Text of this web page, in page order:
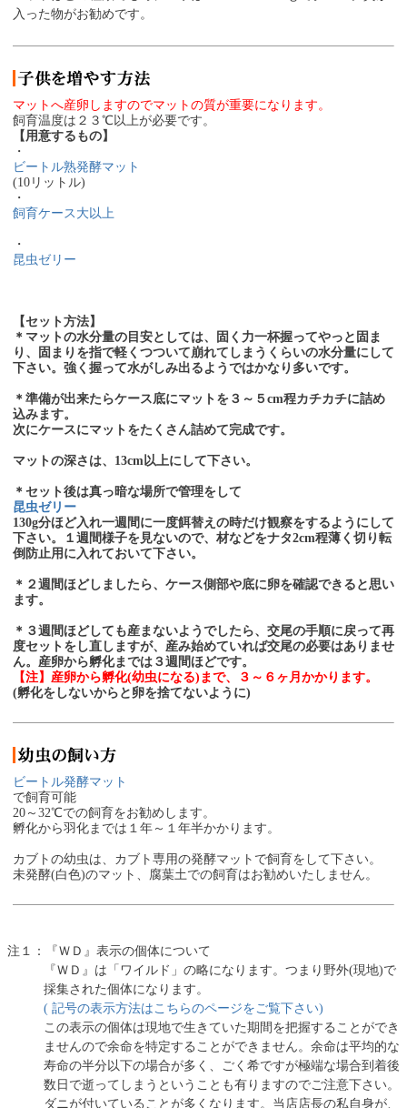
入った物がお勧めです。
マットへ産卵しますのでマットの質が重要になります。
飼育温度は２３℃以上が必要です。
【用意するもの】
・
ビートル熟発酵マット
(10リットル)
・
飼育ケース大以上
・
昆虫ゼリー
【セット方法】
＊マットの水分量の目安としては、固く力一杯握ってやっと固ま
り、固まりを指で軽くつついて崩れてしまうくらいの水分量にして
下さい。強く握って水がしみ出るようではかなり多いです。
＊準備が出来たらケース底にマットを３～５cm程カチカチに詰め
込みます。
次にケースにマットをたくさん詰めて完成です。
マットの深さは、13cm以上にして下さい。
＊セット後は真っ暗な場所で管理をして
昆虫ゼリー
130g分ほど入れ一週間に一度餌替えの時だけ観察をするようにして
下さい。１週間様子を見ないので、材などをナタ2cm程薄く切り転
倒防止用に入れておいて下さい。
＊２週間ほどしましたら、ケース側部や底に卵を確認できると思い
ます。
＊３週間ほどしても産まないようでしたら、交尾の手順に戻って再
度セットをし直しますが、産み始めていれば交尾の必要はありませ
ん。産卵から孵化までは３週間ほどです。
【注】産卵から孵化(幼虫になる)まで、３～６ヶ月かかります。
(孵化をしないからと卵を捨てないように)
ビートル発酵マット
で飼育可能
20～32℃での飼育をお勧めします。
孵化から羽化までは１年～１年半かかります。
カブトの幼虫は、カブト専用の発酵マットで飼育をして下さい。
未発酵(白色)のマット、腐葉土での飼育はお勧めいたしません。
注１：『ＷＤ』表示の個体について
『ＷＤ』は「ワイルド」の略になります。つまり野外(現地)で
採集された個体になります。
( 記号の表示方法はこちらのページをご覧下さい)
この表示の個体は現地で生きていた期間を把握することができ
ませんので余命を特定することができません。余命は平均的な
寿命の半分以下の場合が多く、ごく希ですが極端な場合到着後
数日で逝ってしまうということも有りますのでご注意下さい。
ダニが付いていることが多くなります。当店店長の私自身が、